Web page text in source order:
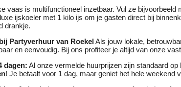
vaas is multifunctioneel inzetbaar. Vul ze bijvoorbeeld
ijskoeler met 1 kilo ijs om je gasten direct bij
drankje.
Partyverhuur van RoekelAls jouw lokale,
en eenvoudig. Bij ons profiteer je altijd van onze
dagen: Al onze vermelde huurprijzen zijn standaard op
! Je betaalt voor 1 dag, maar geniet het hele weekend